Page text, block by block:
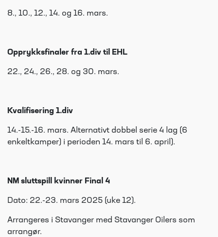
8., 10., 12., 14. og 16. mars.
Opprykksfinaler fra 1.div til EHL
22., 24., 26., 28. og 30. mars.
Kvalifisering 1.div
14.-15.-16. mars. Alternativt dobbel serie 4 lag (6
enkeltkamper) i perioden 14. mars til 6. april).
NM sluttspill kvinner Final 4
Dato: 22.-23. mars 2025 (uke 12).
Arrangeres i Stavanger med Stavanger Oilers som
arrangør.